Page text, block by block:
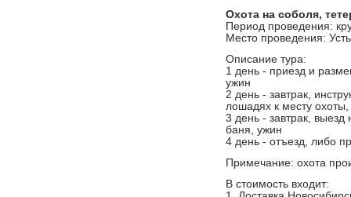
Охота на соболя,
Период проведения:
Место проведения:
Описание тура:
1 день - приезд и
ужин
2 день - завтрак,
лошадях к месту
3 день - завтрак,
баня, ужин
4 день - отъезд, либо
Примечание: охота
В стоимость входит: